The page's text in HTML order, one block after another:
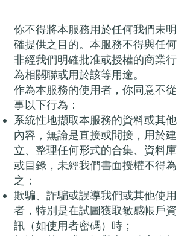
你不得將本服務用於任何我們未明
確提供之目的。本服務不得與任何
非經我們明確批准或授權的商業行
為相關聯或用於該等用途。
作為本服務的使用者，你同意不從
事以下行為：
系統性地擷取本服務的資料或其他
內容，無論是直接或間接，用於建
立、整理任何形式的合集、資料庫
或目錄，未經我們書面授權不得為
之；
欺騙、詐騙或誤導我們或其他使用
者，特別是在試圖獲取敏感帳戶資
訊（如使用者密碼）時；